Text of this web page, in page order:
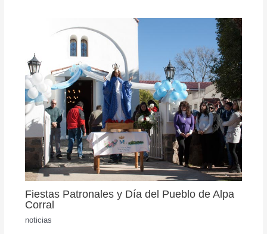
Fiestas Patronales y Día del Pueblo de Alpa
Corral
noticias